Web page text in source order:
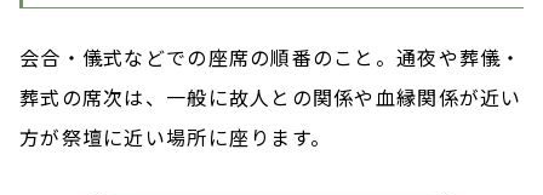
会合・儀式などでの座席の順番のこと。通夜や葬儀・
葬式の席次は、一般に故人との関係や血縁関係が近い
方が祭壇に近い場所に座ります。